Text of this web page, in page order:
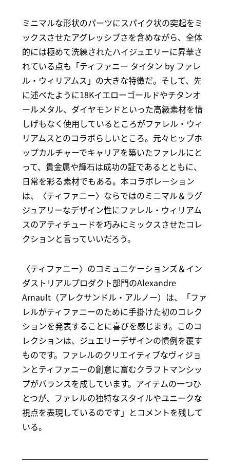
ミニマルな形状のパーツにスパイク状の突起をミ
ックスさせたアグレッシブさを含めながら、全体
的には極めて洗練されたハイジュエリーに昇華さ
れている点も「ティファニー タイタン by ファレ
ル・ウィリアムス」の大きな特徴だ。そして、先
に述べたように18Kイエローゴールドやチタンオ
ールメタル、ダイヤモンドといった高級素材を惜
しげもなく使用しているところがファレル・ウィ
リアムスとのコラボらしいところ。元々ヒップホ
ップカルチャーでキャリアを築いたファレルにと
って、貴金属や輝石は成功の証であるとともに、
日常を彩る素材でもある。本コラボレーション
は、〈ティファニー〉ならではのミニマル＆ラグ
ジュアリーなデザイン性にファレル・ウィリアム
スのアティチュードを巧みにミックスさせたコレ
クションと言っていいだろう。
〈ティファニー〉のコミュニケーションズ＆イン
ダストリアルプロダクト部門のAlexandre
Arnault（アレクサンドル・アルノー）は、「ファ
レルがティファニーのために手掛けた初のコレク
ションを発表することに喜びを感じます。このコ
レクションは、ジュエリーデザインの慣例を覆す
ものです。ファレルのクリエイティブなヴィジョ
ンとティファニーの創意に富むクラフトマンシッ
プがバランスを成しています。アイテムの一つひ
とつが、ファレルの独特なスタイルやユニークな
視点を表現しているのです」とコメントを残して
いる。